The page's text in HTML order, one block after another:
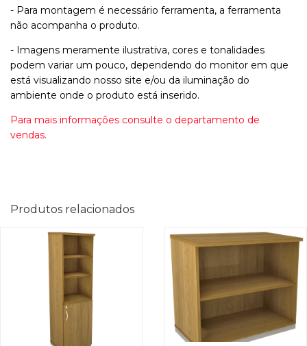
- Para montagem é necessário ferramenta, a ferramenta
não acompanha o produto.
- Imagens meramente ilustrativa, cores e tonalidades
podem variar um pouco, dependendo do monitor em que
está visualizando nosso site e/ou da iluminação do
ambiente onde o produto está inserido.
Para mais informações consulte o departamento de
vendas.
Produtos relacionados